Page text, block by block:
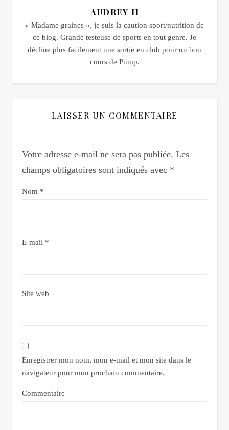
AUDREY H
« Madame graines », je suis la caution sport/nutrition de
ce blog. Grande testeuse de sports en tout genre. Je
décline plus facilement une sortie en club pour un bon
cours de Pump.
LAISSER UN COMMENTAIRE
Votre adresse e-mail ne sera pas publiée. Les
champs obligatoires sont indiqués avec *
Nom *
E-mail *
Site web
Enregistrer mon nom, mon e-mail et mon site dans le
navigateur pour mon prochain commentaire.
Commentaire